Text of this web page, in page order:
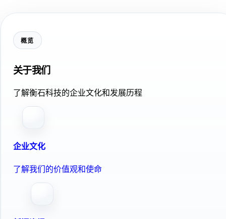
概览
关于我们
了解衡石科技的企业文化和发展历程
企业文化
了解我们的价值观和使命